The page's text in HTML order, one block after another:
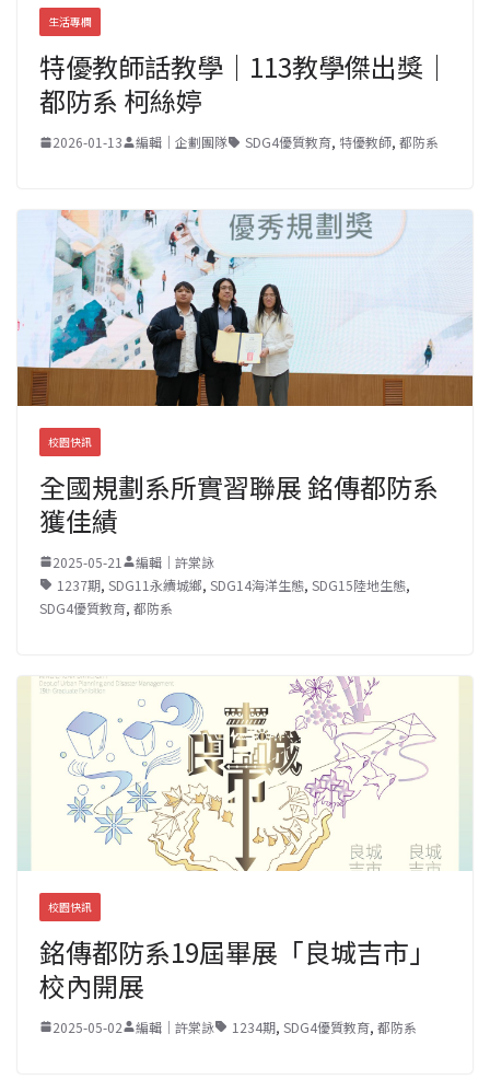
生活專欄
特優教師話教學｜113教學傑出獎｜
都防系 柯絲婷
2026-01-13 編輯｜企劃團隊 SDG4優質教育, 特優教師, 都防系
校園快訊
全國規劃系所實習聯展 銘傳都防系
獲佳績
2025-05-21
編輯｜許棠詠
1237期, SDG11永續城鄉, SDG14海洋生態, SDG15陸地生態,
SDG4優質教育, 都防系
校園快訊
銘傳都防系19屆畢展「良城吉市」
校內開展
2025-05-02 編輯｜許棠詠 1234期, SDG4優質教育, 都防系